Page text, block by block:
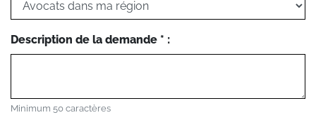
Description de la demande * :
Minimum 50 caractères